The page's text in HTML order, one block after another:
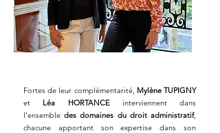
Fortes de leur complémentarité, Mylène TUPIGNY
et Léa HORTANCEinterviennent dans
l'ensemble des domaines du droit administratif,
chacune apportant son expertise dans son